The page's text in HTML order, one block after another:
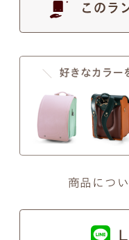
このラ
商品につ
筆記体のSとT、z
ではないかとのお